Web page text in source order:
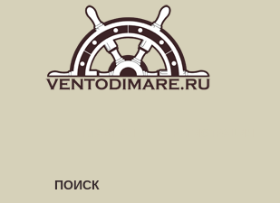
ПОИСК